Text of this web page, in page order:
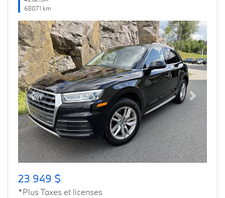
68071 km
Previous Next
23 949 $
*Plus Taxes et licenses